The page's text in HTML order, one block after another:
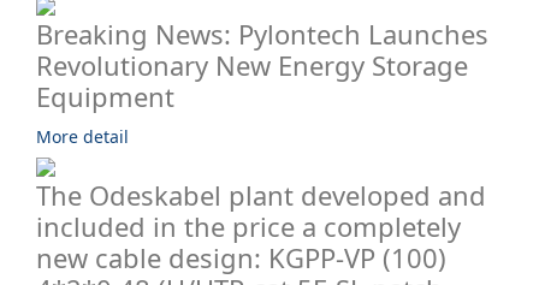
Breaking News: Pylontech Launches
Revolutionary New Energy Storage
Equipment
More detail
The Odeskabel plant developed and
included in the price a completely
new cable design: KGPP-VP (100)